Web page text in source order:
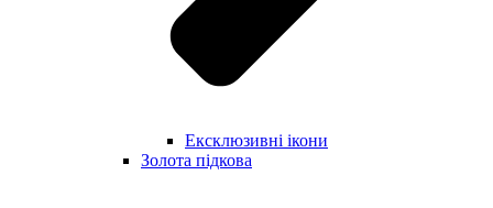
Ексклюзивні ікони
Золота підкова